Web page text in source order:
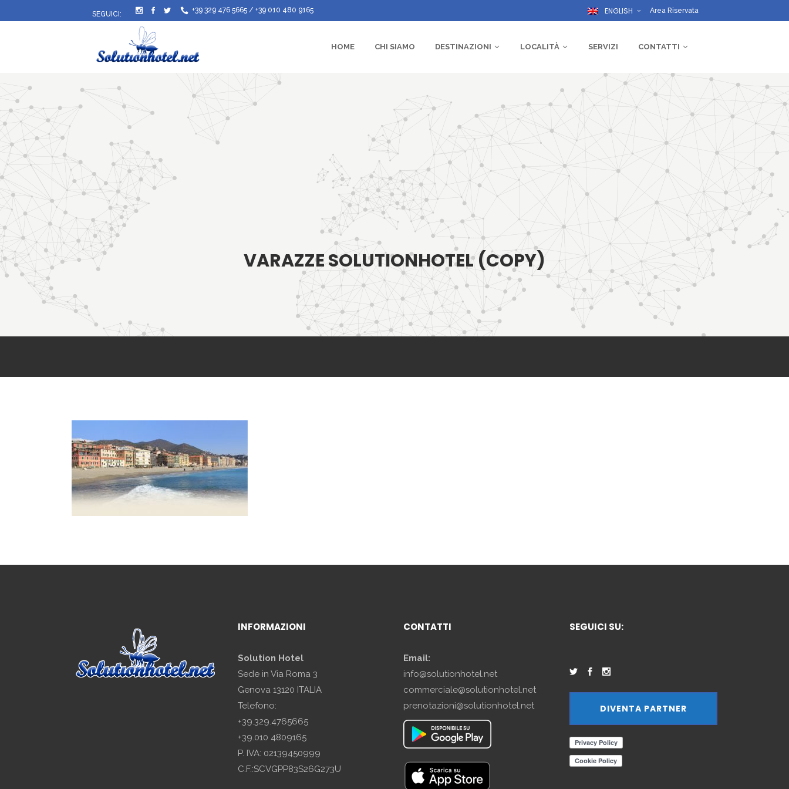
SEGUICI: +39 329 476 5665 / +39 010 480 9165 ENGLISH Area Riservata
HOME CHI SIAMO DESTINAZIONI LOCALITÀ SERVIZI CONTATTI
VARAZZE SOLUTIONHOTEL (COPY)
INFORMAZIONI
Solution Hotel
Sede in Via Roma 3
Genova 13120 ITALIA
Telefono:
+39.329.4765665
+39.010 4809165
P. IVA: 02139450999
C.F.:SCVGPP83S26G273U
CONTATTI
Email:
info@solutionhotel.net
commerciale@solutionhotel.net
prenotazioni@solutionhotel.net
SEGUICI SU:
DIVENTA PARTNER